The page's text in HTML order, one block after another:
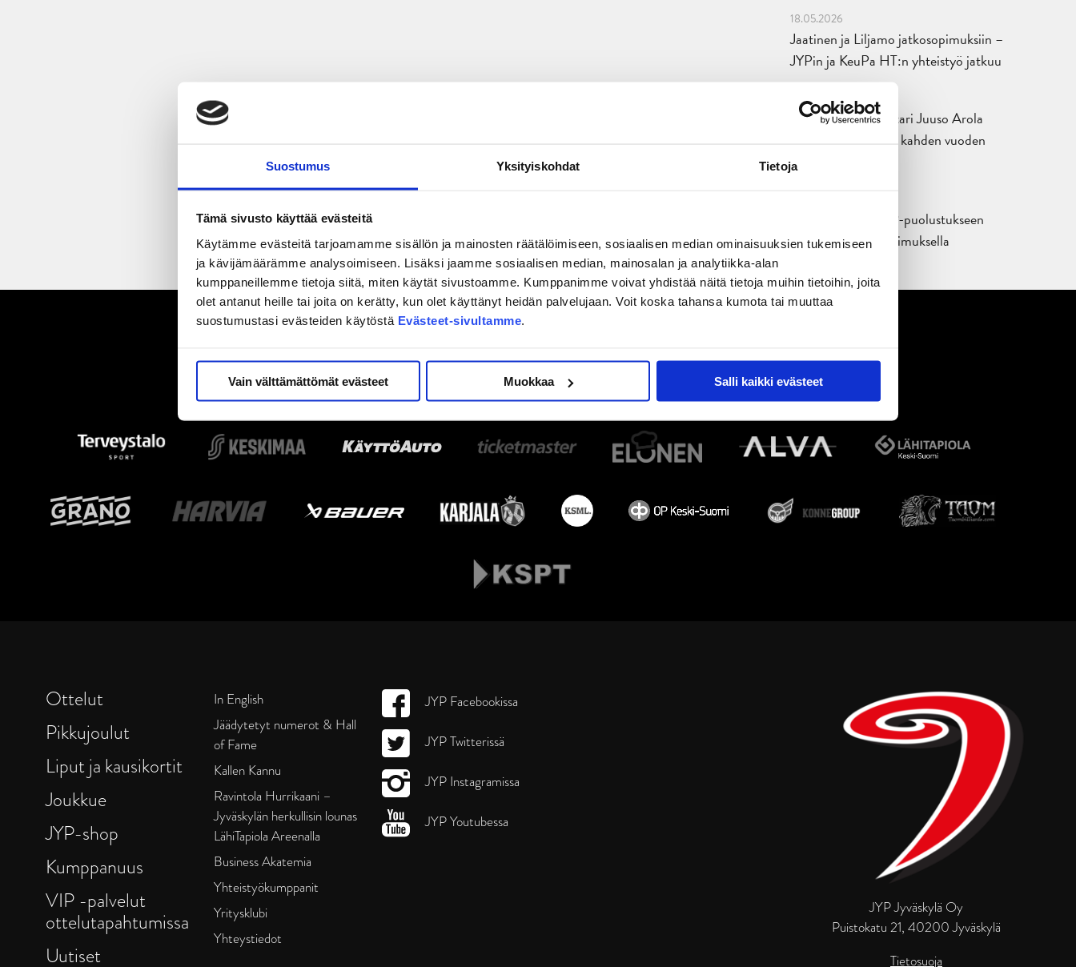
Suostumus Yksityiskohdat Tietoja
Tämä sivusto käyttää evästeitä
Käytämme evästeitä tarjoamamme sisällön ja mainosten räätälöimiseen, sosiaalisen median ominaisuuksien tukemiseen
ja kävijämäärämme analysoimiseen. Lisäksi jaamme sosiaalisen median, mainosalan ja analytiikka-alan
kumppaneillemme tietoja siitä, miten käytät sivustoamme. Kumppanimme voivat yhdistää näitä tietoja muihin tietoihin, joita
olet antanut heille tai joita on kerätty, kun olet käyttänyt heidän palvelujaan. Voit koska tahansa kumota tai muuttaa
suostumustasi evästeiden käytöstä Evästeet-sivultamme.
Vain välttämättömät evästeet Muokkaa Salli kaikki evästeet
18.05.2026
Jaatinen ja Liljamo jatkosopimuksiin –
JYPin ja KeuPa HT:n yhteistyö jatkuu
14.05.2026
Tuore Sveitsin mestari Juuso Arola
JYP-puolustukseen kahden vuoden
sopimuksella
Veeti Väisänen JYP-puolustukseen
kahden vuoden sopimuksella
JYP Jyväskylä Oy
Puistokatu 21, 40200 Jyväskylä
Tietosuoja
Ottelut
Pikkujoulut
Liput ja kausikortit
Joukkue
JYP-shop
Kumppanuus
VIP -palvelut
ottelutapahtumissa
Uutiset
In English
Jäädytetyt numerot & Hall
of Fame
Kallen Kannu
Ravintola Hurrikaani –
Jyväskylän herkullisin lounas
LähiTapiola Areenalla
Business Akatemia
Yhteistyökumppanit
Yritysklubi
Yhteystiedot
JYP Facebookissa
JYP Twitterissä
JYP Instagramissa
JYP Youtubessa